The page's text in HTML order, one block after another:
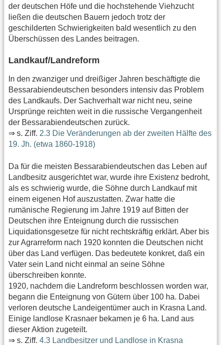
der deutschen Höfe und die hochstehende Viehzucht
ließen die deutschen Bauern jedoch trotz der
geschilderten Schwierigkeiten bald wesentlich zu den
Überschüssen des Landes beitragen.
Landkauf/Landreform
In den zwanziger und dreißiger Jahren beschäftigte die
Bessarabiendeutschen besonders intensiv das Problem
des Landkaufs. Der Sachverhalt war nicht neu, seine
Ursprünge reichten weit in die russische Vergangenheit
der Bessarabiendeutschen zurück.
⇒ s. Ziff. 2.3 Die Veränderungen ab der zweiten Hälfte des
19. Jh. (etwa 1860-1918)
Da für die meisten Bessarabiendeutschen das Leben auf
Landbesitz ausgerichtet war, wurde ihre Existenz bedroht,
als es schwierig wurde, die Söhne durch Landkauf mit
einem eigenen Hof auszustatten. Zwar hatte die
rumänische Regierung im Jahre 1919 auf Bitten der
Deutschen ihre Enteignung durch die russischen
Liquidationsgesetze für nicht rechtskräftig erklärt. Aber bis
zur Agrarreform nach 1920 konnten die Deutschen nicht
über das Land verfügen. Das bedeutete konkret, daß ein
Vater sein Land nicht einmal an seine Söhne
überschreiben konnte.
1920, nachdem die Landreform beschlossen worden war,
begann die Enteignung von Gütern über 100 ha. Dabei
verloren deutsche Landeigentümer auch in Krasna Land.
Einige landlose Krasnaer bekamen je 6 ha. Land aus
dieser Aktion zugeteilt.
⇒ s. Ziff. 4.3 Landbesitzer und Landlose in Krasna